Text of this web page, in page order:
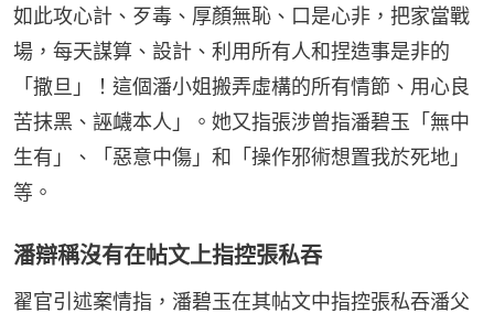
如此攻⼼計、歹毒、厚顏無恥、口是心非，把家當戰
場，每天謀算、設計、利用所有人和捏造事是非的
「撒旦」！這個潘⼩姐搬弄虛構的所有情節、用心良
苦抹黑、誣衊本⼈」。她又指張涉曾指潘碧玉「無中
生有」、「惡意中傷」和「操作邪術想置我於死地」
等。
潘辯稱沒有在帖文上指控張私吞
翟官引述案情指，潘碧玉在其帖文中指控張私吞潘父